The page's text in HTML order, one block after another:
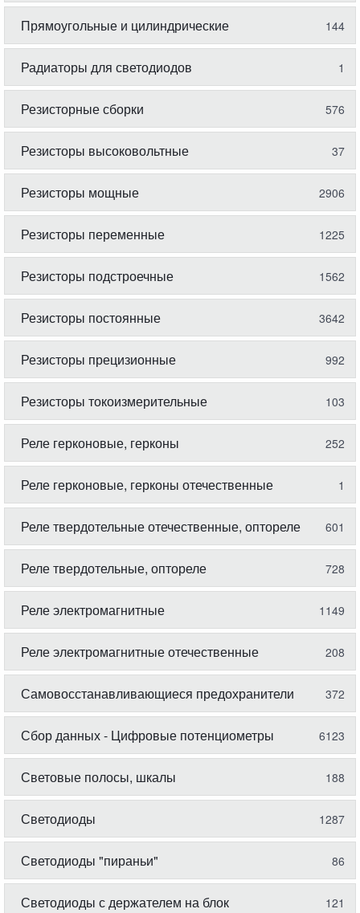
Прямоугольные и цилиндрические 144
Радиаторы для светодиодов 1
Резисторные сборки 576
Резисторы высоковольтные 37
Резисторы мощные 2906
Резисторы переменные 1225
Резисторы подстроечные 1562
Резисторы постоянные 3642
Резисторы прецизионные 992
Резисторы токоизмерительные 103
Реле герконовые, герконы 252
Реле герконовые, герконы отечественные 1
Реле твердотельные отечественные, оптореле 601
Реле твердотельные, оптореле 728
Реле электромагнитные 1149
Реле электромагнитные отечественные 208
Самовосстанавливающиеся предохранители 372
Сбор данных - Цифровые потенциометры 6123
Световые полосы, шкалы 188
Светодиоды 1287
Светодиоды "пираньи" 86
Светодиоды с держателем на блок 121